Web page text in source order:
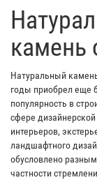
камень
Натуральный
годы приобрел еще
популярность в
сфере дизайнерской
интерьеров,
ландшафтного
обусловлено
частности